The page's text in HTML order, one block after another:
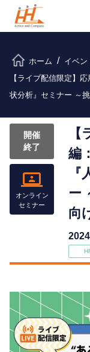
ホーム
イベン
【ライブ配信限定】
状分析』セミナー ～
開催
終了
オンライン
セミナー
編
ー
向